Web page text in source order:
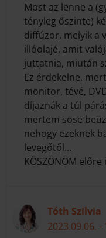
Most az lenne a
tényleg őszinte)
diffúzor, melyik a
illóolajé, amit
juttatnia, miután
Ez érdekelne,
monitor, tévé,
díjaznák a túl
mertem sose
nehogy ezeknek
levegőtől…
KÖSZÖNÖM előre
Tóth Szilvia
2023.09.06. -